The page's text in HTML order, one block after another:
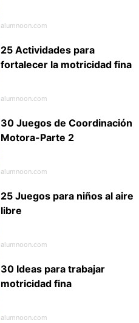
alumnoon.com
25 Actividades para
fortalecer la motricidad fina
alumnoon.com
30 Juegos de Coordinación
Motora-Parte 2
alumnoon.com
25 Juegos para niños al aire
libre
alumnoon.com
30 Ideas para trabajar
motricidad fina
alumnoon.com